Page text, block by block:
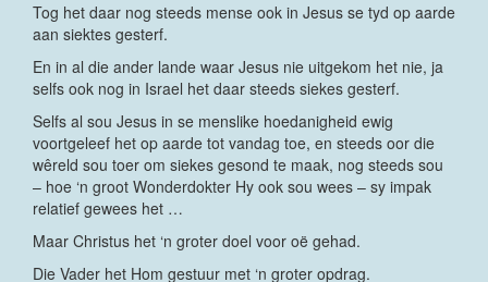
Tog het daar nog steeds mense ook in Jesus se tyd op aarde
aan siektes gesterf.
En in al die ander lande waar Jesus nie uitgekom het nie, ja
selfs ook nog in Israel het daar steeds siekes gesterf.
Selfs al sou Jesus in se menslike hoedanigheid ewig
voortgeleef het op aarde tot vandag toe, en steeds oor die
wêreld sou toer om siekes gesond te maak, nog steeds sou
– hoe ‘n groot Wonderdokter Hy ook sou wees – sy impak
relatief gewees het …
Maar Christus het ‘n groter doel voor oë gehad.
Die Vader het Hom gestuur met ‘n groter opdrag.